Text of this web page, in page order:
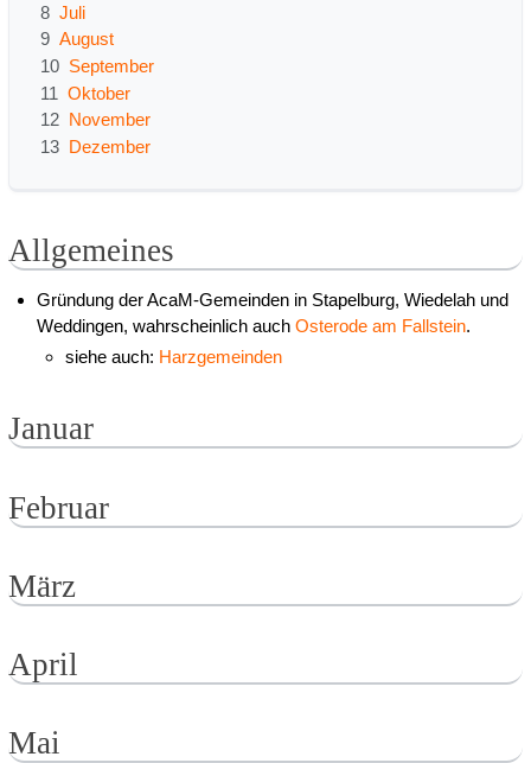
8 Juli
9 August
10 September
11 Oktober
12 November
13 Dezember
Allgemeines
Gründung der AcaM-Gemeinden in Stapelburg, Wiedelah und
Weddingen, wahrscheinlich auchOsterode am Fallstein.
siehe auch: Harzgemeinden
Januar
Februar
März
April
Mai